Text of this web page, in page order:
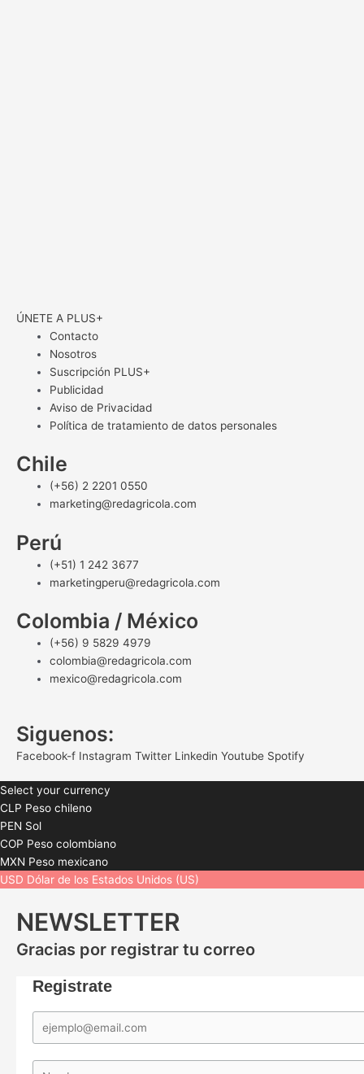
ÚNETE A PLUS+
Contacto
Nosotros
Suscripción PLUS+
Publicidad
Aviso de Privacidad
Política de tratamiento de datos personales
Chile
(+56) 2 2201 0550
marketing@redagricola.com
Perú
(+51) 1 242 3677
marketingperu@redagricola.com
Colombia / México
(+56) 9 5829 4979
colombia@redagricola.com
mexico@redagricola.com
Siguenos:
Facebook-f Instagram Twitter Linkedin Youtube Spotify
Select your currency
CLP Peso chileno
PEN Sol
COP Peso colombiano
MXN Peso mexicano
USD Dólar de los Estados Unidos (US)
NEWSLETTER
Gracias por registrar tu correo
Registrate